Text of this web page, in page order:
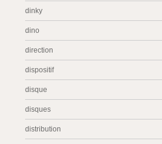
dinky
dino
direction
dispositif
disque
disques
distribution